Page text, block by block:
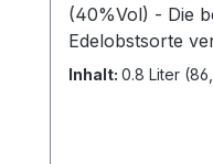
(40%Vol) - Die
Edelobstsorte
unserem
Inhalt: 0.8 Liter